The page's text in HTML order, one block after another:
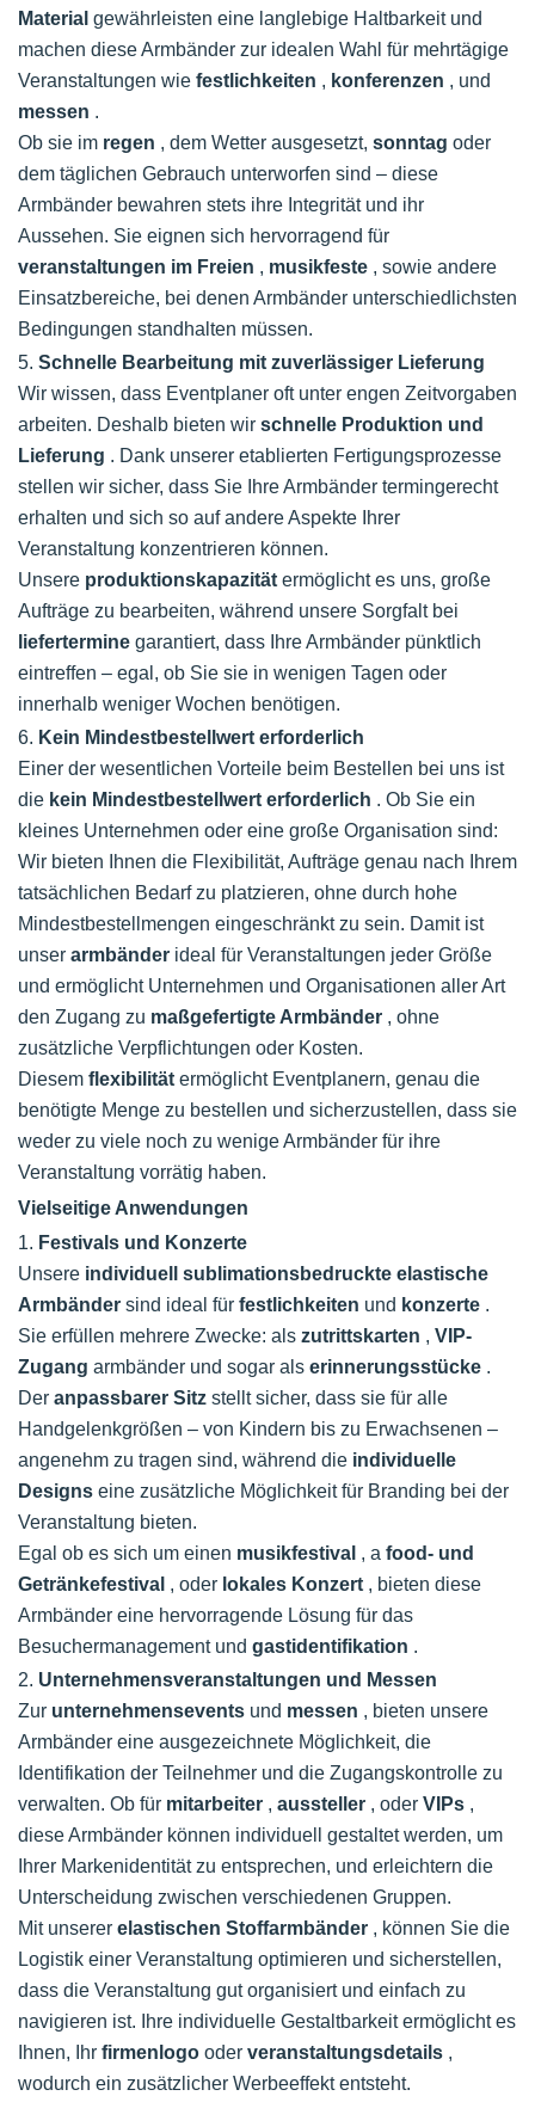
Material gewährleisten eine langlebige Haltbarkeit und
machen diese Armbänder zur idealen Wahl für mehrtägige
Veranstaltungen wie festlichkeiten , konferenzen , und
messen .
Ob sie im regen , dem Wetter ausgesetzt, sonntag oder
dem täglichen Gebrauch unterworfen sind – diese
Armbänder bewahren stets ihre Integrität und ihr
Aussehen. Sie eignen sich hervorragend für
veranstaltungen im Freien , musikfeste , sowie andere
Einsatzbereiche, bei denen Armbänder unterschiedlichsten
Bedingungen standhalten müssen.
5. Schnelle Bearbeitung mit zuverlässiger Lieferung
Wir wissen, dass Eventplaner oft unter engen Zeitvorgaben
arbeiten. Deshalb bieten wir schnelle Produktion und
Lieferung . Dank unserer etablierten Fertigungsprozesse
stellen wir sicher, dass Sie Ihre Armbänder termingerecht
erhalten und sich so auf andere Aspekte Ihrer
Veranstaltung konzentrieren können.
Unsere produktionskapazität ermöglicht es uns, große
Aufträge zu bearbeiten, während unsere Sorgfalt bei
liefertermine garantiert, dass Ihre Armbänder pünktlich
eintreffen – egal, ob Sie sie in wenigen Tagen oder
innerhalb weniger Wochen benötigen.
6. Kein Mindestbestellwert erforderlich
Einer der wesentlichen Vorteile beim Bestellen bei uns ist
die kein Mindestbestellwert erforderlich . Ob Sie ein
kleines Unternehmen oder eine große Organisation sind:
Wir bieten Ihnen die Flexibilität, Aufträge genau nach Ihrem
tatsächlichen Bedarf zu platzieren, ohne durch hohe
Mindestbestellmengen eingeschränkt zu sein. Damit ist
unser armbänder ideal für Veranstaltungen jeder Größe
und ermöglicht Unternehmen und Organisationen aller Art
den Zugang zu maßgefertigte Armbänder , ohne
zusätzliche Verpflichtungen oder Kosten.
Diesem flexibilität ermöglicht Eventplanern, genau die
benötigte Menge zu bestellen und sicherzustellen, dass sie
weder zu viele noch zu wenige Armbänder für ihre
Veranstaltung vorrätig haben.
Vielseitige Anwendungen
1. Festivals und Konzerte
Unsere individuell sublimationsbedruckte elastische
Armbänder sind ideal für festlichkeiten und konzerte .
Sie erfüllen mehrere Zwecke: als zutrittskarten , VIP-
Zugang armbänder und sogar als erinnerungsstücke .
Der anpassbarer Sitz stellt sicher, dass sie für alle
Handgelenkgrößen – von Kindern bis zu Erwachsenen –
angenehm zu tragen sind, während die individuelle
Designs eine zusätzliche Möglichkeit für Branding bei der
Veranstaltung bieten.
Egal ob es sich um einen musikfestival , a food- und
Getränkefestival , oder lokales Konzert , bieten diese
Armbänder eine hervorragende Lösung für das
Besuchermanagement und gastidentifikation .
2. Unternehmensveranstaltungen und Messen
Zur unternehmensevents und messen , bieten unsere
Armbänder eine ausgezeichnete Möglichkeit, die
Identifikation der Teilnehmer und die Zugangskontrolle zu
verwalten. Ob für mitarbeiter , aussteller , oder VIPs ,
diese Armbänder können individuell gestaltet werden, um
Ihrer Markenidentität zu entsprechen, und erleichtern die
Unterscheidung zwischen verschiedenen Gruppen.
Mit unserer elastischen Stoffarmbänder , können Sie die
Logistik einer Veranstaltung optimieren und sicherstellen,
dass die Veranstaltung gut organisiert und einfach zu
navigieren ist. Ihre individuelle Gestaltbarkeit ermöglicht es
Ihnen, Ihr firmenlogo oder veranstaltungsdetails ,
wodurch ein zusätzlicher Werbeeffekt entsteht.